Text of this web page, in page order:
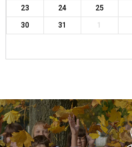
23
24 25
30
31 1